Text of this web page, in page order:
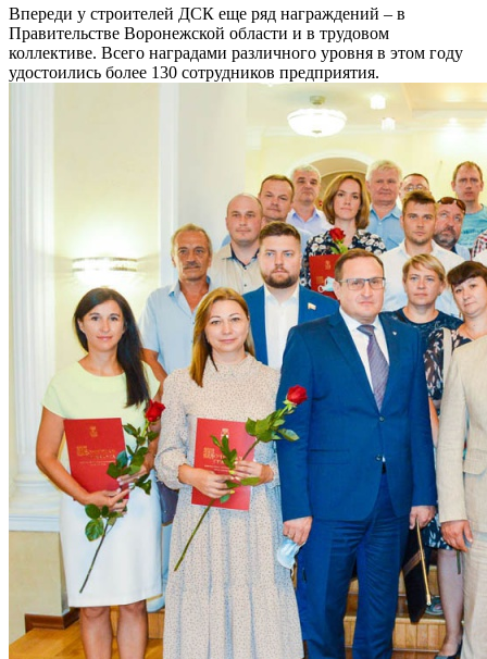
Впереди у строителей ДСК еще ряд награждений – в
Правительстве Воронежской области и в трудовом
коллективе. Всего наградами различного уровня в этом году
удостоились более 130 сотрудников предприятия.